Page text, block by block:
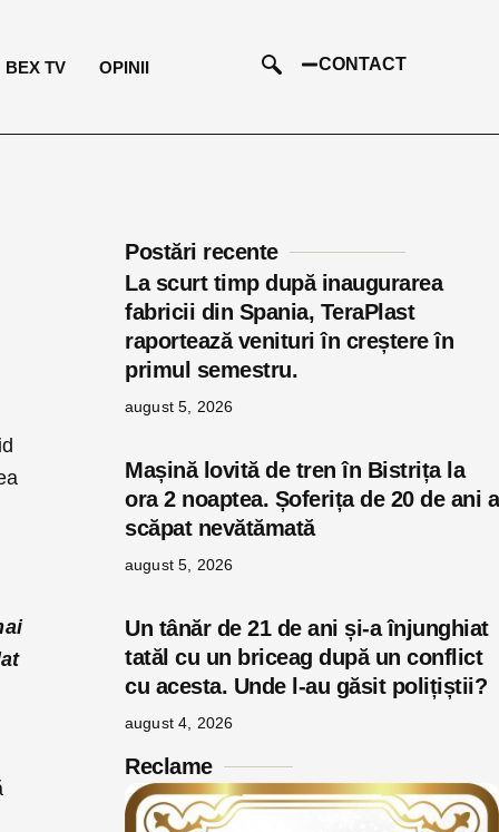
BEX TV OPINII CONTACT
Postări recente
La scurt timp după inaugurarea
fabricii din Spania, TeraPlast
raportează venituri în creștere în
primul semestru.
august 5, 2026
Mașină lovită de tren în Bistrița la
ora 2 noaptea. Șoferița de 20 de ani a
scăpat nevătămată
august 5, 2026
Un tânăr de 21 de ani și-a înjunghiat
tatăl cu un briceag după un conflict
cu acesta. Unde l-au găsit polițiștii?
august 4, 2026
Reclame